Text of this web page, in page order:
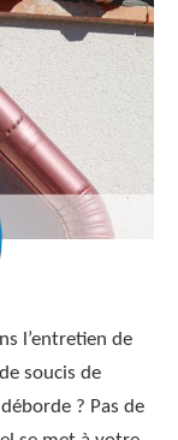
l’entretien de
soucis de
? Pas de